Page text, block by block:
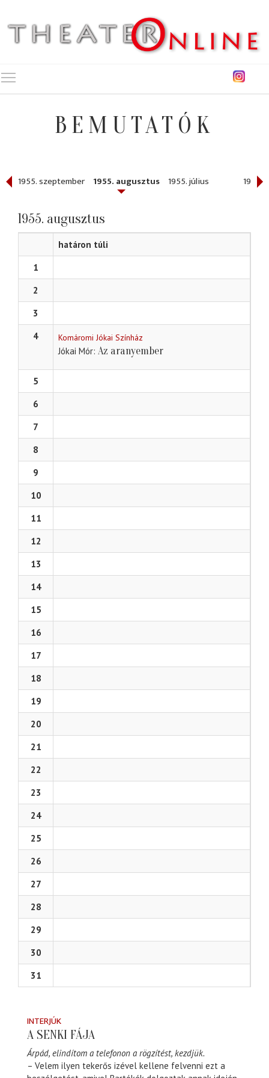
BEMUTATÓK
1955. szeptember 1955. augusztus 1955. július 1955.
1955. augusztus
határon túli
1
2
3
4
Komáromi Jókai Színház
Jókai Mór Az aranyember
5
6
7
8
9
10
11
12
13
14
15
16
17
18
19
20
21
22
23
24
25
26
27
28
29
30
31
INTERJÚK
A SENKI FÁJA
Árpád, elindítom a telefonon a rögzítést, kezdjük.
– Velem ilyen tekerős izével kellene felvenni ezt a